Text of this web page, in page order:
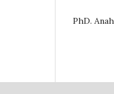
PhD.